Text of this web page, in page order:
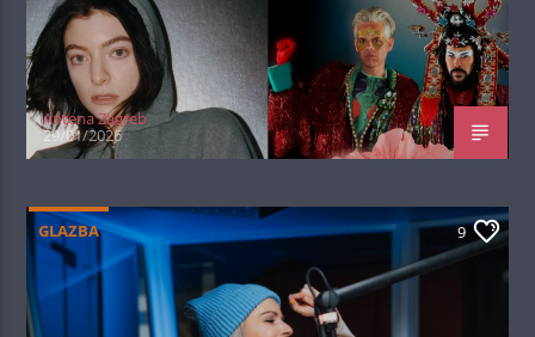
Antena Zagreb
29/01/2026
GLAZBA 9